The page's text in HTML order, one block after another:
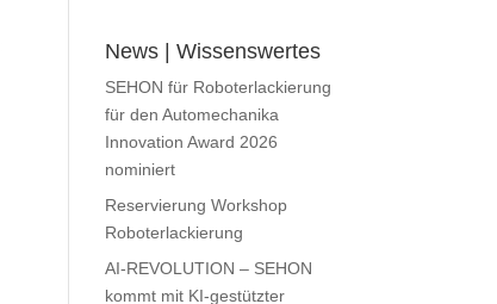
News | Wissenswertes
SEHON für Roboterlackierung
für den Automechanika
Innovation Award 2026
nominiert
Reservierung Workshop
Roboterlackierung
AI-REVOLUTION – SEHON
kommt mit KI-gestützter